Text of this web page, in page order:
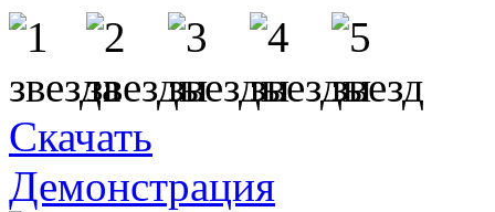
Скачать
Демонстрация